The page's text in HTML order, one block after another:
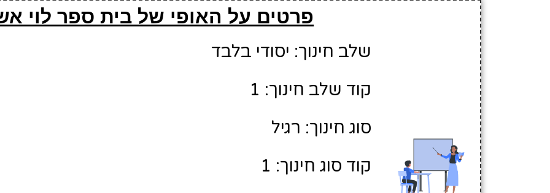
פרטים על האופי של בית ספר לוי
שלב חינוך: יסודי בלבד
קוד שלב חינוך: 1
סוג חינוך: רגיל
קוד סוג חינוך: 1